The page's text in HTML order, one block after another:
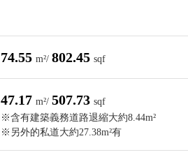
74.55 m²/ 802.45 sqf
47.17 m²/ 507.73 sqf
※含有建築義務道路退縮大約8.44m²
※另外的私道大約27.38m²有